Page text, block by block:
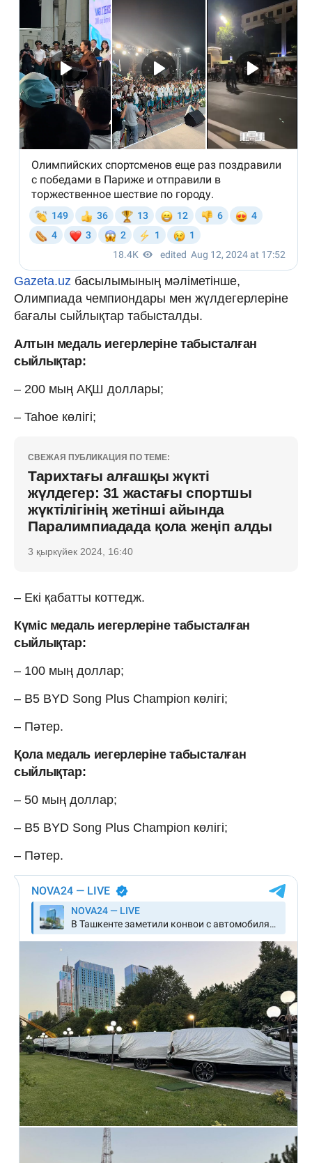
Gazeta.uz басылымының мәліметінше,
Олимпиада чемпиондары мен жүлдегерлеріне
бағалы сыйлықтар табысталды.
Алтын медаль иегерлеріне табысталған
сыйлықтар:
– 200 мың АҚШ доллары;
– Tahoe көлігі;
СВЕЖАЯ ПУБЛИКАЦИЯ ПО ТЕМЕ:
Тарихтағы алғашқы жүкті
жүлдегер: 31 жастағы спортшы
жүктілігінің жетінші айында
Паралимпиадада қола жеңіп алды
3 қыркүйек 2024, 16:40
– Екі қабатты коттедж.
Күміс медаль иегерлеріне табысталған
сыйлықтар:
– 100 мың доллар;
– B5 BYD Song Plus Champion көлігі;
– Пәтер.
Қола медаль иегерлеріне табысталған
сыйлықтар:
– 50 мың доллар;
– B5 BYD Song Plus Champion көлігі;
– Пәтер.